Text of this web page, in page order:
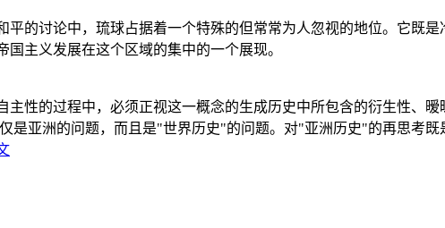
平的讨论中，琉球占据着一个特殊的但常常为人忽视的地位。它既
主义发展在这个区域的集中的一个展现。
主性的过程中，必须正视这一概念的生成历史中所包含的衍生性、
是亚洲的问题，而且是"世界历史"的问题。对"亚洲历史"的再思考